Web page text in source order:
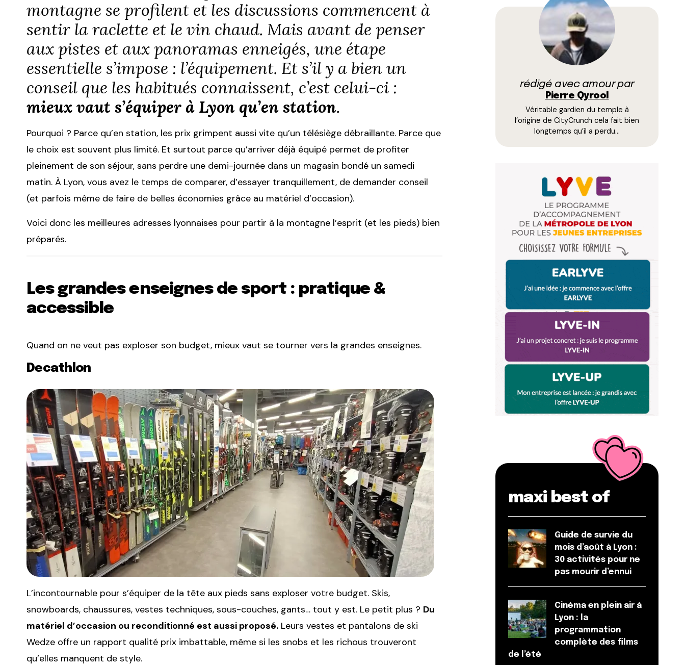
montagne se profilent et les discussions commencent à
sentir la raclette et le vin chaud. Mais avant de penser
aux pistes et aux panoramas enneigés, une étape
essentielle s’impose : l’équipement. Et s’il y a bien un
conseil que les habitués connaissent, c’est celui-ci :
mieux vaut s’équiper à Lyon qu’en station.
Pourquoi ? Parce qu’en station, les prix grimpent aussi vite qu’un télésiège débraillante. Parce que
le choix est souvent plus limité. Et surtout parce qu’arriver déjà équipé permet de profiter
pleinement de son séjour, sans perdre une demi-journée dans un magasin bondé un samedi
matin. À Lyon, vous avez le temps de comparer, d’essayer tranquillement, de demander conseil
(et parfois même de faire de belles économies grâce au matériel d’occasion).
Voici donc les meilleures adresses lyonnaises pour partir à la montagne l’esprit (et les pieds) bien
préparés.
Les grandes enseignes de sport : pratique &
accessible
Quand on ne veut pas exploser son budget, mieux vaut se tourner vers la grandes enseignes.
Decathlon
L’incontournable pour s’équiper de la tête aux pieds sans exploser votre budget. Skis,
snowboards, chaussures, vestes techniques, sous-couches, gants… tout y est. Le petit plus ? Du
matériel d’occasion ou reconditionné est aussi proposé. Leurs vestes et pantalons de ski
Wedze offre un rapport qualité prix imbattable, même si les snobs et les richous trouveront
qu’elles manquent de style.
rédigé avec amour par
Pierre Qyrool
Véritable gardien du temple à
l’origine de CityCrunch cela fait bien
longtemps qu’il a perdu…
maxi best of
Guide de survie du
mois d’août à Lyon :
30 activités pour ne
pas mourir d’ennui
Cinéma en plein air à
Lyon : la
programmation
complète des films
de l’été